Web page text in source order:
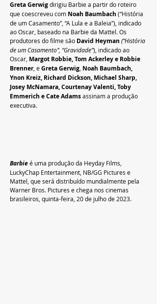
Greta Gerwig dirigiu Barbie a partir do roteiro
que coescreveu com Noah Baumbach (“História
de um Casamento”, “A Lula e a Baleia”), indicado
ao Oscar, baseado na Barbie da Mattel. Os
produtores do filme são David Heyman (“História
de um Casamento”, “Gravidade”), indicado ao
Oscar, Margot Robbie, Tom Ackerley e Robbie
Brenner, e Greta Gerwig, Noah Baumbach,
Ynon Kreiz, Richard Dickson, Michael Sharp,
Josey McNamara, Courtenay Valenti, Toby
Emmerich e Cate Adams assinam a produção
executiva.
Barbie é uma produção da Heyday Films,
LuckyChap Entertainment, NB/GG Pictures e
Mattel, que será distribuído mundialmente pela
Warner Bros. Pictures e chega nos cinemas
brasileiros, quinta-feira, 20 de julho de 2023.